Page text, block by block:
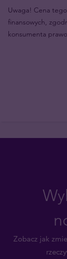
Uwaga! Cena
finansowych,
konsumenta
Zobacz jak